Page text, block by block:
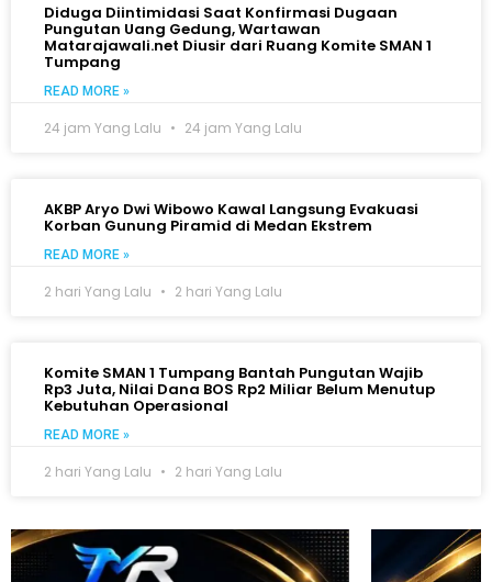
Diduga Diintimidasi Saat Konfirmasi Dugaan
Pungutan Uang Gedung, Wartawan
Matarajawali.net Diusir dari Ruang Komite SMAN 1
Tumpang
READ MORE »
24 jam Yang Lalu 24 jam Yang Lalu
AKBP Aryo Dwi Wibowo Kawal Langsung Evakuasi
Korban Gunung Piramid di Medan Ekstrem
READ MORE »
2 hari Yang Lalu 2 hari Yang Lalu
Komite SMAN 1 Tumpang Bantah Pungutan Wajib
Rp3 Juta, Nilai Dana BOS Rp2 Miliar Belum Menutup
Kebutuhan Operasional
READ MORE »
2 hari Yang Lalu 2 hari Yang Lalu